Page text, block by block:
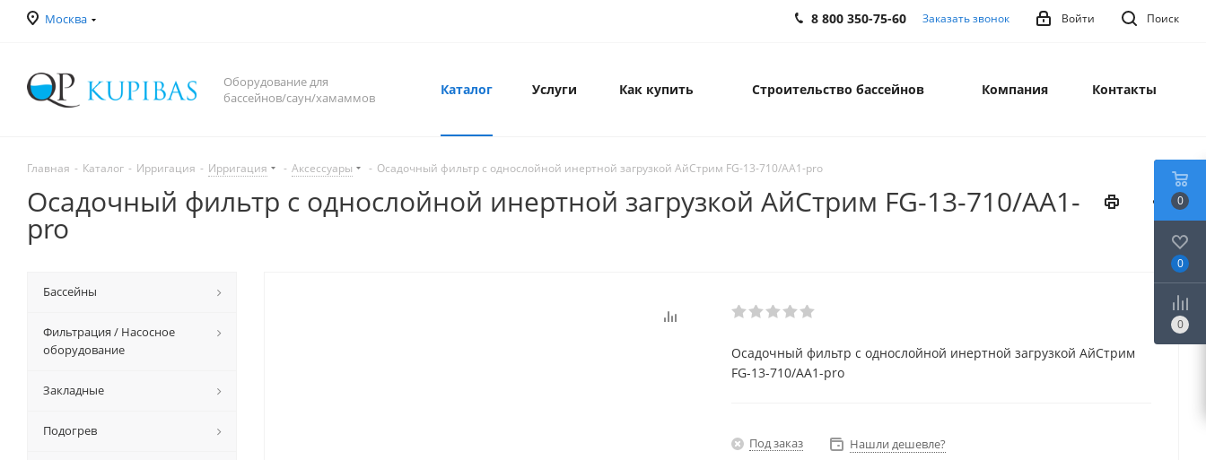
Москва Поиск
Войти
8 800 350-75-60 Заказать звонок
Оборудование для
бассейнов/саун/хамаммов
Каталог Услуги Как купить Строительство бассейнов Компания Контакты
Главная - Каталог - Ирригация - Ирригация - Аксессуары - Осадочный фильтр с однослойной инертной загрузкой АйСтрим FG-13-710/AA1-pro
Осадочный фильтр с однослойной инертной загрузкой АйСтрим FG-13-710/AA1-
pro
Осадочный фильтр с однослойной инертной загрузкой АйСтрим
FG-13-710/AA1-pro
Под заказ Нашли дешевле?
Бассейны
Фильтрация / Насосное
оборудование
Закладные
Подогрев
0
0
0